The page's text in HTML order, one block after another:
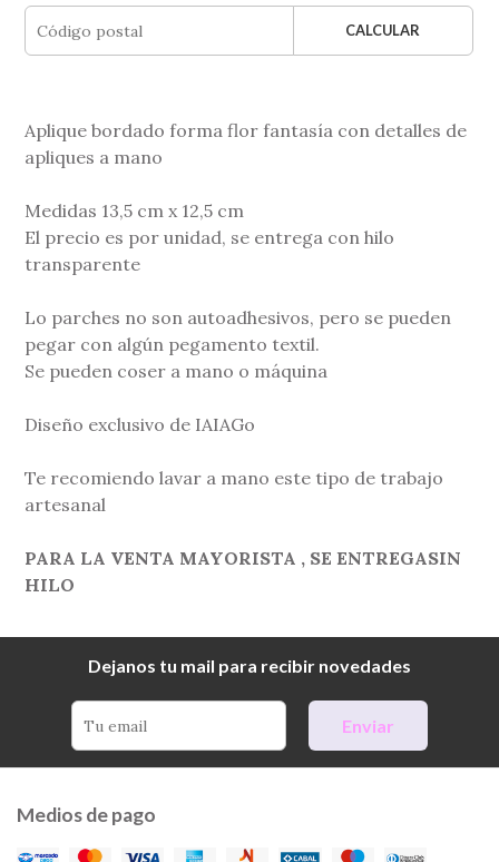
CALCULAR
Aplique bordado forma flor fantasía con detalles de
apliques a mano
Medidas 13,5 cm x 12,5 cm
El precio es por unidad, se entrega con hilo
transparente
Lo parches no son autoadhesivos, pero se pueden
pegar con algún pegamento textil.
Se pueden coser a mano o máquina
Diseño exclusivo de IAIAGo
Te recomiendo lavar a mano este tipo de trabajo
artesanal
PARA LA VENTA MAYORISTA , SE ENTREGASIN
HILO
Dejanos tu mail para recibir novedades
Enviar
Medios de pago